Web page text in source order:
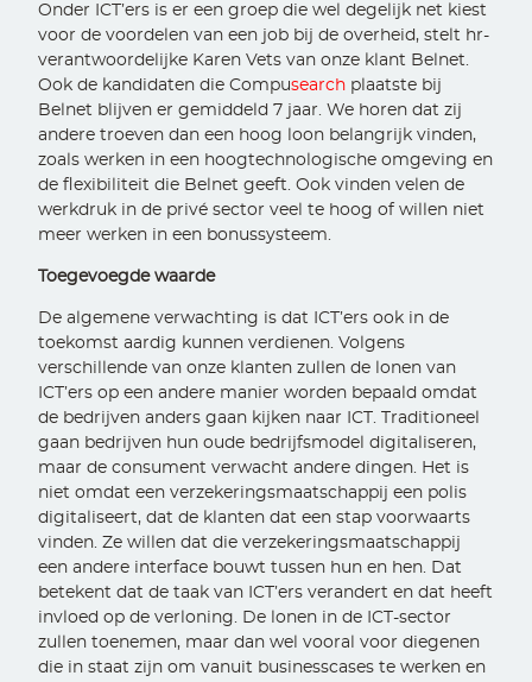
Onder ICT’ers is er een groep die wel degelijk net kiest
voor de voordelen van een job bij de overheid, stelt hr-
verantwoordelijke Karen Vets van onze klant Belnet.
Ook de kandidaten die Compusearch plaatste bij
Belnet blijven er gemiddeld 7 jaar. We horen dat zij
andere troeven dan een hoog loon belangrijk vinden,
zoals werken in een hoogtechnologische omgeving en
de flexibiliteit die Belnet geeft. Ook vinden velen de
werkdruk in de privé sector veel te hoog of willen niet
meer werken in een bonussysteem.
Toegevoegde waarde
De algemene verwachting is dat ICT’ers ook in de
toekomst aardig kunnen verdienen. Volgens
verschillende van onze klanten zullen de lonen van
ICT’ers op een andere manier worden bepaald omdat
de bedrijven anders gaan kijken naar ICT. Traditioneel
gaan bedrijven hun oude bedrijfsmodel digitaliseren,
maar de consument verwacht andere dingen. Het is
niet omdat een verzekeringsmaatschappij een polis
digitaliseert, dat de klanten dat een stap voorwaarts
vinden. Ze willen dat die verzekeringsmaatschappij
een andere interface bouwt tussen hun en hen. Dat
betekent dat de taak van ICT’ers verandert en dat heeft
invloed op de verloning. De lonen in de ICT-sector
zullen toenemen, maar dan wel vooral voor diegenen
die in staat zijn om vanuit businesscases te werken en